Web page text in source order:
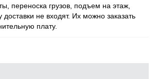
переноска грузов, подъем на этаж,
доставки не входят. Их можно заказать
плату.